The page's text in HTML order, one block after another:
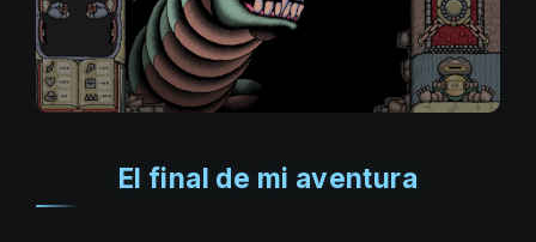
El final de mi aventura